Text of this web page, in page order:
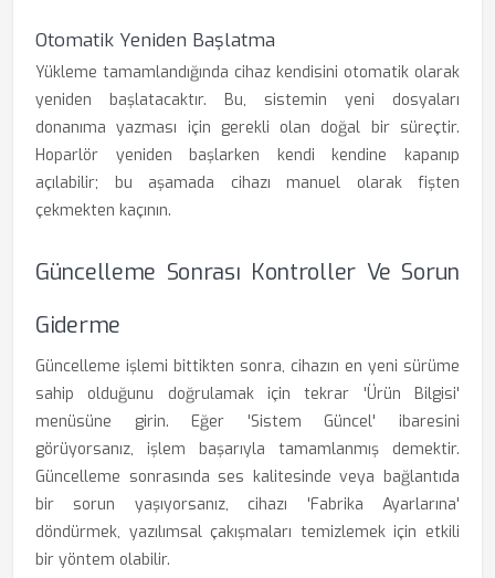
Otomatik Yeniden Başlatma
Yükleme tamamlandığında cihaz kendisini otomatik olarak
yeniden başlatacaktır. Bu, sistemin yeni dosyaları
donanıma yazması için gerekli olan doğal bir süreçtir.
Hoparlör yeniden başlarken kendi kendine kapanıp
açılabilir; bu aşamada cihazı manuel olarak fişten
çekmekten kaçının.
Güncelleme Sonrası Kontroller Ve Sorun
Giderme
Güncelleme işlemi bittikten sonra, cihazın en yeni sürüme
sahip olduğunu doğrulamak için tekrar 'Ürün Bilgisi'
menüsüne girin. Eğer 'Sistem Güncel' ibaresini
görüyorsanız, işlem başarıyla tamamlanmış demektir.
Güncelleme sonrasında ses kalitesinde veya bağlantıda
bir sorun yaşıyorsanız, cihazı 'Fabrika Ayarlarına'
döndürmek, yazılımsal çakışmaları temizlemek için etkili
bir yöntem olabilir.